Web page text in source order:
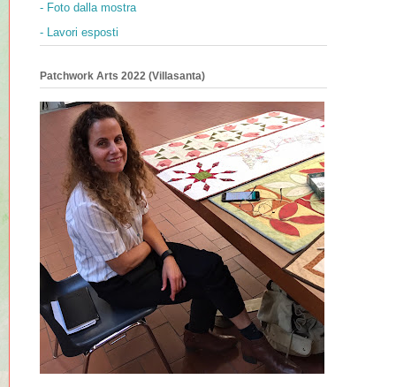
- Foto dalla mostra
- Lavori esposti
Patchwork Arts 2022 (Villasanta)